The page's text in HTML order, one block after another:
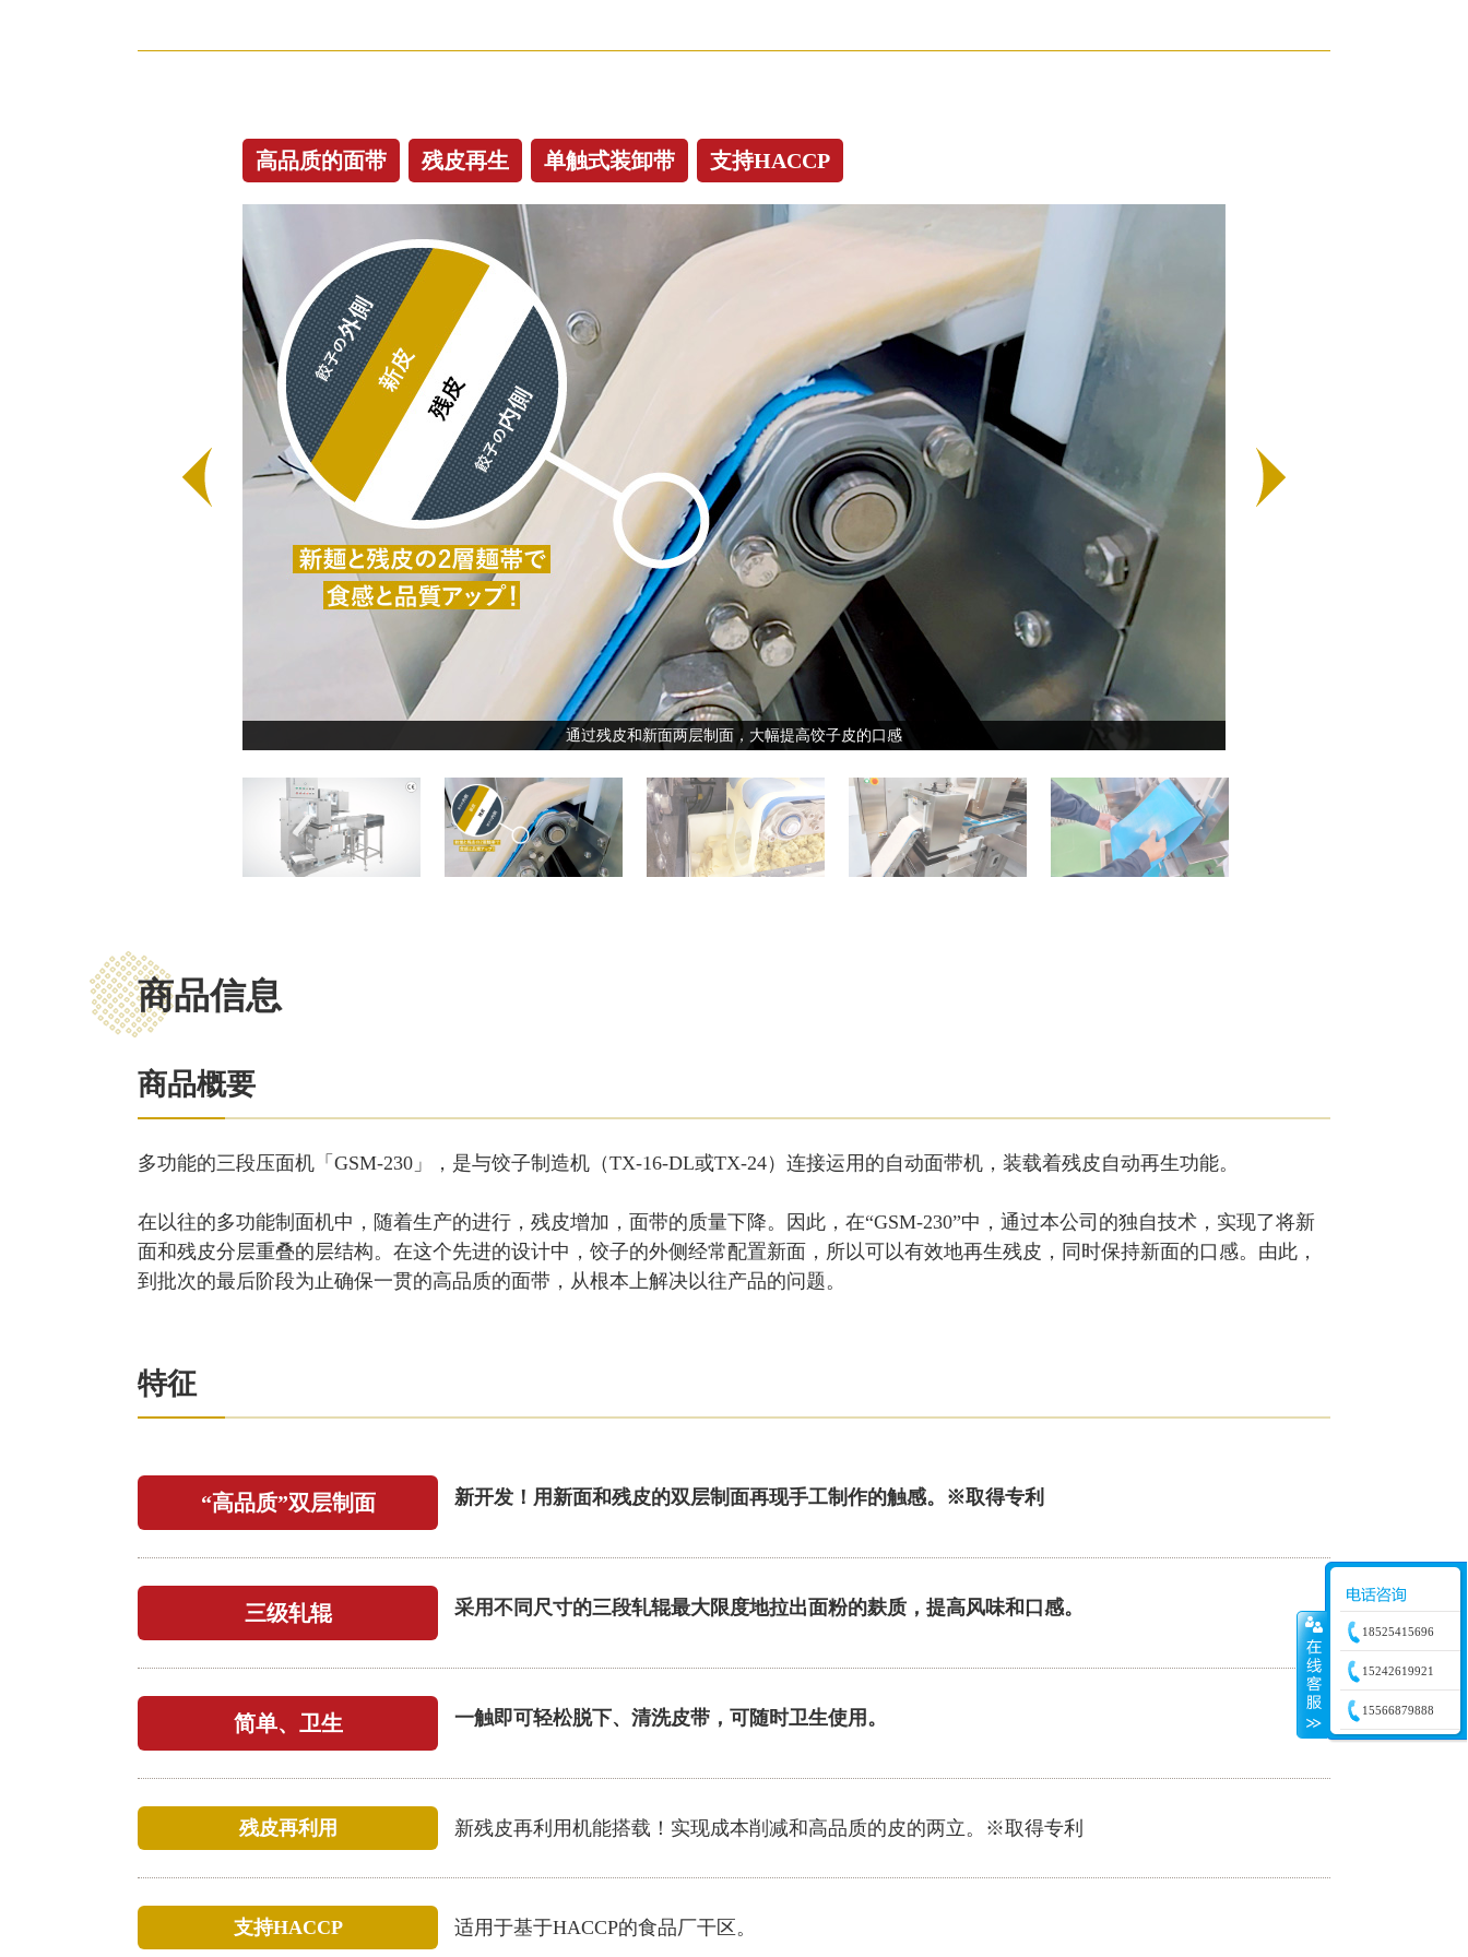
高品质的面带 残皮再生 单触式装卸带 支持HACCP
残皮会自动回收再利用
商品信息
商品概要
多功能的三段压面机「GSM-230」，是与饺子制造机（TX-16-DL或TX-24）连接运用的自动面带机，装载着残皮自动再生功能。
在以往的多功能制面机中，随着生产的进行，残皮增加，面带的质量下降。因此，在“GSM-230”中，通过本公司的独自技术，实现了将新
面和残皮分层重叠的层结构。在这个先进的设计中，饺子的外侧经常配置新面，所以可以有效地再生残皮，同时保持新面的口感。由此，
到批次的最后阶段为止确保一贯的高品质的面带，从根本上解决以往产品的问题。
特征
“高品质”双层制面 新开发！用新面和残皮的双层制面再现手工制作的触感。※取得专利
三级轧辊 采用不同尺寸的三段轧辊最大限度地拉出面粉的麸质，提高风味和口感。
简单、卫生 一触即可轻松脱下、清洗皮带，可随时卫生使用。
残皮再利用 新残皮再利用机能搭载！实现成本削减和高品质的皮的两立。※取得专利
支持HACCP 适用于基于HACCP的食品厂干区。
18525415696
15242619921
15566879888